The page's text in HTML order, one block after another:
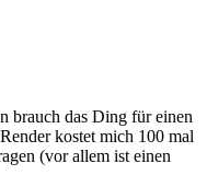
brauch das Ding für einen
kostet mich 100 mal
(vor allem ist einen